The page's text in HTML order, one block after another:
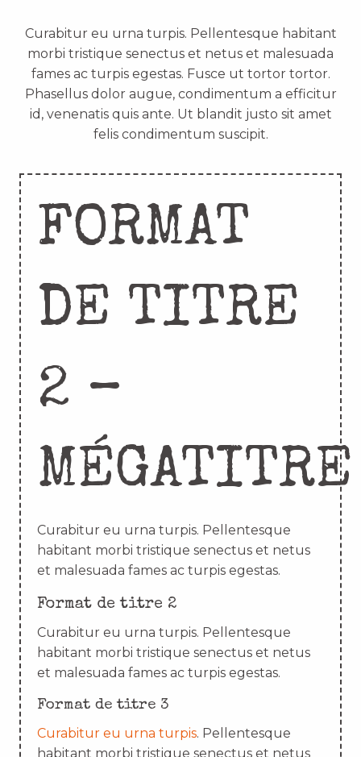
Curabitur eu urna turpis. Pellentesque habitant
morbi tristique senectus et netus et malesuada
fames ac turpis egestas. Fusce ut tortor tortor.
Phasellus dolor augue, condimentum a efficitur
id, venenatis quis ante. Ut blandit justo sit amet
felis condimentum suscipit.
FORMAT
DE TITRE
2 –
MÉGATITRE
Curabitur eu urna turpis. Pellentesque
habitant morbi tristique senectus et netus
et malesuada fames ac turpis egestas.
Format de titre 2
Curabitur eu urna turpis. Pellentesque
habitant morbi tristique senectus et netus
et malesuada fames ac turpis egestas.
Format de titre 3
Curabitur eu urna turpis. Pellentesque
habitant morbi tristique senectus et netus